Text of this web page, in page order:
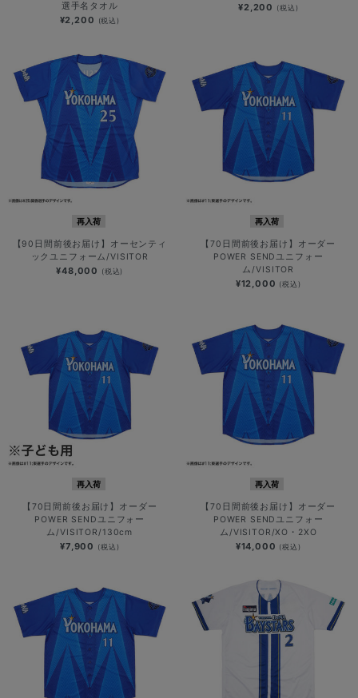
選手名タオル
¥2,200 (税込)
¥2,200 (税込)
再入荷
【90日間前後お届け】オーセンティ
ックユニフォーム/VISITOR
¥48,000 (税込)
再入荷
【70日間前後お届け】オーダー
POWER SENDユニフォー
ム/VISITOR
¥12,000 (税込)
再入荷
【70日間前後お届け】オーダー
POWER SENDユニフォー
ム/VISITOR/130cm
¥7,900 (税込)
再入荷
【70日間前後お届け】オーダー
POWER SENDユニフォー
ム/VISITOR/XO・2XO
¥14,000 (税込)